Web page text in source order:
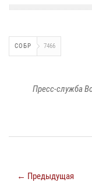
СОБР 7466
Пресс-служба
← Предыдущая